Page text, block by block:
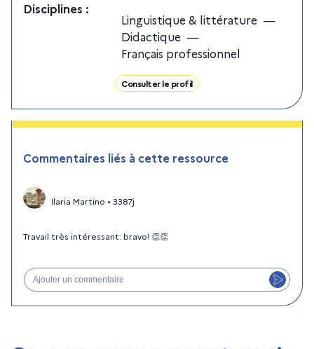
Disciplines :
Linguistique & littérature —
Didactique —
Français professionnel
Consulter le profil
Commentaires liés à cette ressource
Ilaria Martino • 3387j
Travail très intéressant: bravo! 👏👏
Ajouter un commentaire